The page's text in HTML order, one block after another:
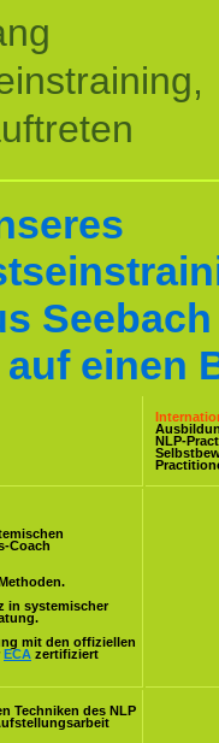
Seebach
einen
NLP-
Coach
in systemischer
mit den offiziellen
ECA zertifiziert
Techniken des NLP